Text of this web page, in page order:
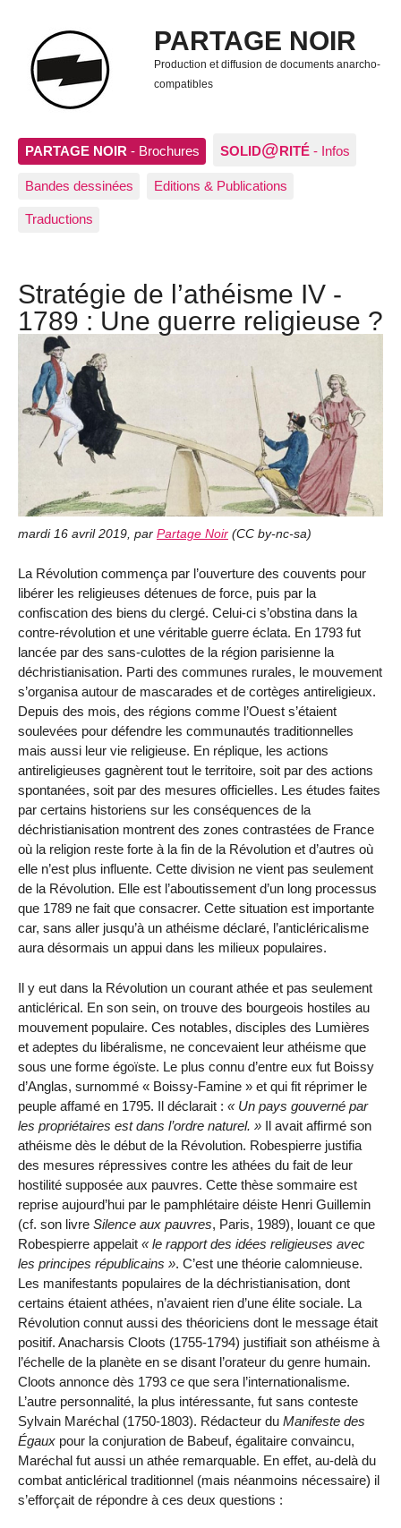
PARTAGE NOIR
Production et diffusion de documents anarcho-
compatibles
PARTAGE NOIR - Brochures SOLID@RITÉ - Infos
Bandes dessinées Editions & Publications
Traductions
Stratégie de l’athéisme IV -
1789 : Une guerre religieuse ?
mardi 16 avril 2019, par Partage Noir (CC by-nc-sa)
La Révolution commença par l’ouverture des couvents pour
libérer les religieuses détenues de force, puis par la
confiscation des biens du clergé. Celui-ci s’obstina dans la
contre-révolution et une véritable guerre éclata. En 1793 fut
lancée par des sans-culottes de la région parisienne la
déchristianisation. Parti des communes rurales, le mouvement
s’organisa autour de mascarades et de cortèges antireligieux.
Depuis des mois, des régions comme l’Ouest s’étaient
soulevées pour défendre les communautés traditionnelles
mais aussi leur vie religieuse. En réplique, les actions
antireligieuses gagnèrent tout le territoire, soit par des actions
spontanées, soit par des mesures officielles. Les études faites
par certains historiens sur les conséquences de la
déchristianisation montrent des zones contrastées de France
où la religion reste forte à la fin de la Révolution et d’autres où
elle n’est plus influente. Cette division ne vient pas seulement
de la Révolution. Elle est l’aboutissement d’un long processus
que 1789 ne fait que consacrer. Cette situation est importante
car, sans aller jusqu’à un athéisme déclaré, l’anticléricalisme
aura désormais un appui dans les milieux populaires.
Il y eut dans la Révolution un courant athée et pas seulement
anticlérical. En son sein, on trouve des bourgeois hostiles au
mouvement populaire. Ces notables, disciples des Lumières
et adeptes du libéralisme, ne concevaient leur athéisme que
sous une forme égoïste. Le plus connu d’entre eux fut Boissy
d’Anglas, surnommé « Boissy-Famine » et qui fit réprimer le
peuple affamé en 1795. Il déclarait :
Un pays gouverné par
les propriétaires est dans l’ordre naturel.
Il avait affirmé son
athéisme dès le début de la Révolution. Robespierre justifia
des mesures répressives contre les athées du fait de leur
hostilité supposée aux pauvres. Cette thèse sommaire est
reprise aujourd’hui par le pamphlétaire déiste Henri Guillemin
(cf. son livre Silence aux pauvres, Paris, 1989), louant ce que
Robespierre appelait
le rapport des idées religieuses avec
les principes républicains
. C’est une théorie calomnieuse.
Les manifestants populaires de la déchristianisation, dont
certains étaient athées, n’avaient rien d’une élite sociale. La
Révolution connut aussi des théoriciens dont le message était
positif. Anacharsis Cloots (1755-1794) justifiait son athéisme à
l’échelle de la planète en se disant l’orateur du genre humain.
Cloots annonce dès 1793 ce que sera l’internationalisme.
L’autre personnalité, la plus intéressante, fut sans conteste
Sylvain Maréchal (1750-1803). Rédacteur du Manifeste des
Égaux pour la conjuration de Babeuf, égalitaire convaincu,
Maréchal fut aussi un athée remarquable. En effet, au-delà du
combat anticlérical traditionnel (mais néanmoins nécessaire) il
s’efforçait de répondre à ces deux questions :